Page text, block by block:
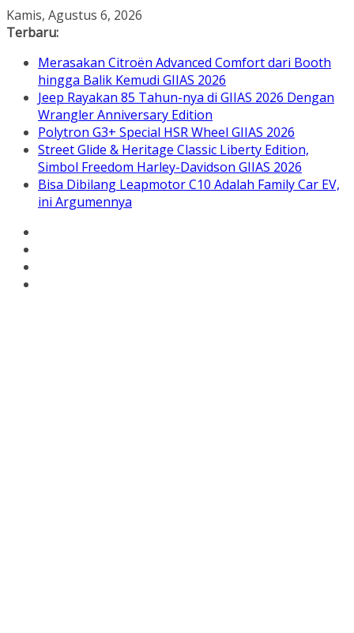
Skip
to
Kamis, Agustus 6, 2026
Terbaru:
Merasakan Citroën Advanced Comfort dari Booth
hingga Balik Kemudi GIIAS 2026
Jeep Rayakan 85 Tahun-nya di GIIAS 2026 Dengan
Wrangler Anniversary Edition
Polytron G3+ Special HSR Wheel GIIAS 2026
Street Glide & Heritage Classic Liberty Edition,
Simbol Freedom Harley-Davidson GIIAS 2026
Bisa Dibilang Leapmotor C10 Adalah Family Car EV,
ini Argumennya